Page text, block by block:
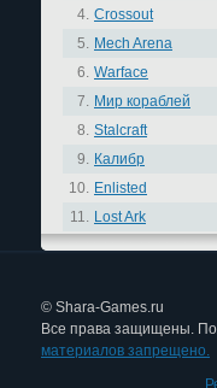
4. Crossout
5. Mech Arena
6. Warface
7. Мир кораблей
8. Stalcraft
9. Калибр
10. Enlisted
11. Lost Ark
© Shara-Games.ru
Все права защищены.
материалов запрещено.